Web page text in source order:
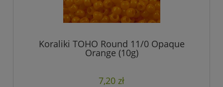
Koraliki TOHO Round 11/0 Opaque
Orange (10g)
7,20 zł